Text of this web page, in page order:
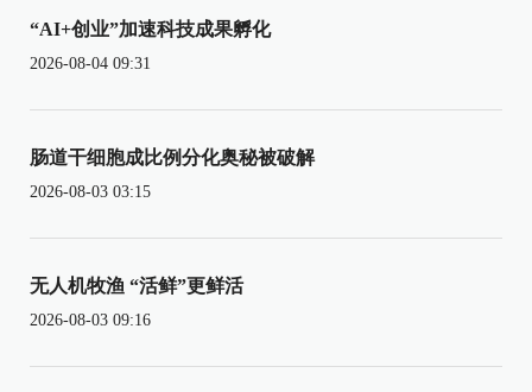
“AI+创业”加速科技成果孵化
2026-08-04 09:31
肠道干细胞成比例分化奥秘被破解
2026-08-03 03:15
无人机牧渔 “活鲜”更鲜活
2026-08-03 09:16